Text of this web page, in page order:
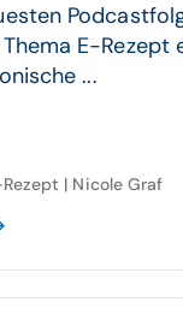
E-Rezept
...
| Nicole Graf